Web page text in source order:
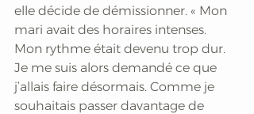
elle décide de démissionner. « Mon
mari avait des horaires intenses.
Mon rythme était devenu trop dur.
Je me suis alors demandé ce que
j’allais faire désormais. Comme je
souhaitais passer davantage de